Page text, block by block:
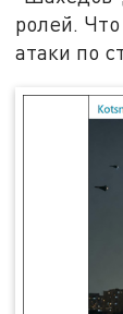
ролей.
атаки по